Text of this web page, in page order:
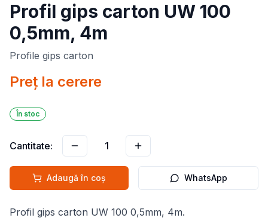
Profil gips carton UW 100
0,5mm, 4m
Profile gips carton
Preț la cerere
În stoc
Cantitate: 1
Adaugă în coș WhatsApp
Profil gips carton UW 100 0,5mm, 4m.